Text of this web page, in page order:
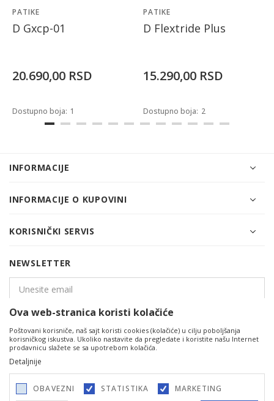
PATIKE
D Gxcp-01
20.690,00 RSD
Dostupno boja: 1
PATIKE
D Flextride Plus
15.290,00 RSD
Dostupno boja: 2
INFORMACIJE
INFORMACIJE O KUPOVINI
KORISNIČKI SERVIS
NEWSLETTER
PRIJAVITE SE
Ova web-stranica koristi kolačiće
Poštovani korisniče, naš sajt koristi cookies (kolačiće) u cilju poboljšanja
korisničkog iskustva. Ukoliko nastavite da pregledate i koristite našu Internet
prodavnicu slažete se sa upotrebom kolačića.
Detaljnije
OBAVEZNI STATISTIKA MARKETING